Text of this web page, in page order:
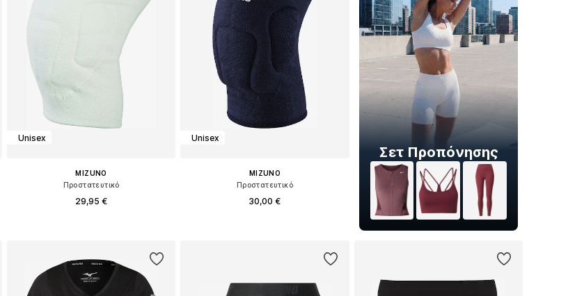
Unisex
MIZUNO
Προστατευτικό
29,95 €
Unisex
MIZUNO
Προστατευτικό
30,00 €
Σετ Προπόνησης